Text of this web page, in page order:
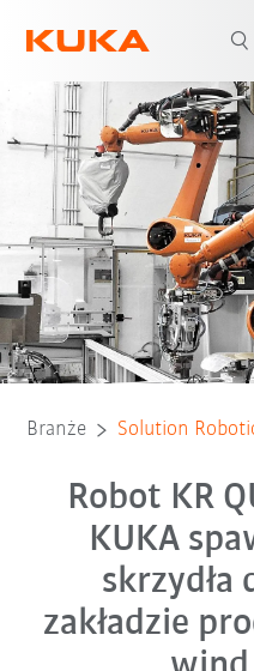
Wszyscy
Branże Solution
Robot KR
KUKA
skrzydła
zakładzie